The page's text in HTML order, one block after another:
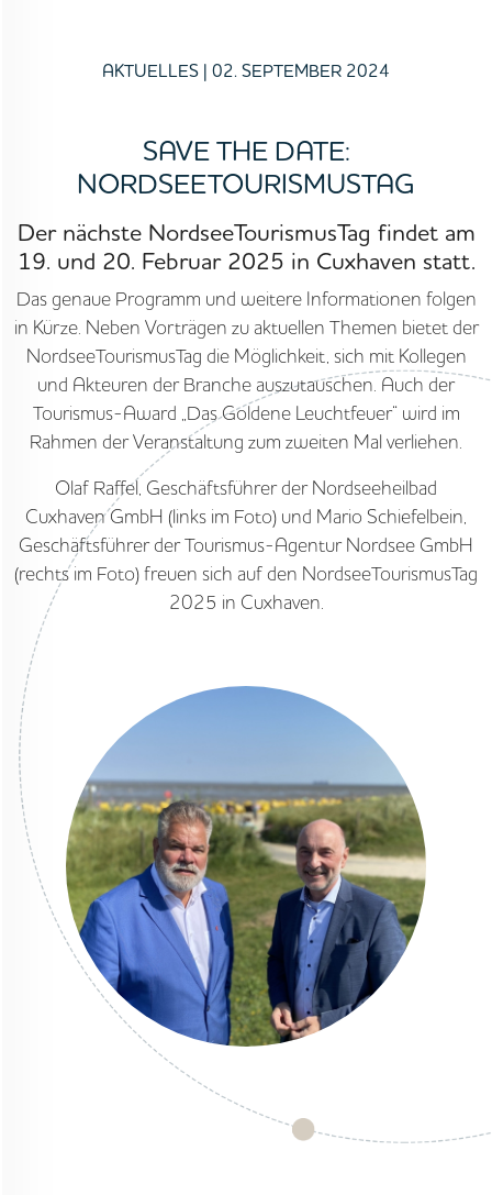
AKTUELLES | 02. SEPTEMBER 2024
SAVE THE DATE:
NORDSEETOURISMUSTAG
Der nächste NordseeTourismusTag findet am
19. und 20. Februar 2025 in Cuxhaven statt.
Das genaue Programm und weitere Informationen folgen
in Kürze. Neben Vorträgen zu aktuellen Themen bietet der
NordseeTourismusTag die Möglichkeit, sich mit Kollegen
und Akteuren der Branche auszutauschen. Auch der
Tourismus-Award „Das Goldene Leuchtfeuer“ wird im
Rahmen der Veranstaltung zum zweiten Mal verliehen.
Olaf Raffel, Geschäftsführer der Nordseeheilbad
Cuxhaven GmbH (links im Foto) und Mario Schiefelbein,
Geschäftsführer der Tourismus-Agentur Nordsee GmbH
(rechts im Foto) freuen sich auf den NordseeTourismusTag
2025 in Cuxhaven.